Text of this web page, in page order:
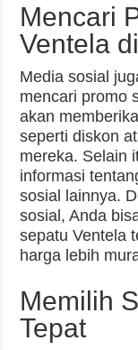
Mencari
Ventela
Media sosial
mencari promo
akan
seperti diskon
mereka. Selain
informasi
sosial lainnya.
sosial, Anda
sepatu Ventela
harga lebih
Memilih
Tepat